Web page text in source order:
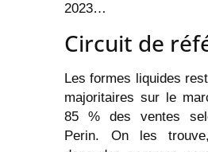
2023…
Circuit de
Les formes liquides
majoritaires sur le
85 % des ventes
Perin. On les